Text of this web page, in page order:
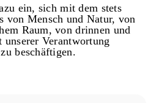
ein, sich mit dem stets
von Mensch und Natur, von
Raum, von drinnen und
unserer Verantwortung
beschäftigen.